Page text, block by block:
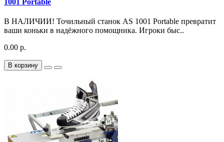
1001 Portable
В НАЛИЧИИ! Точильный станок AS 1001 Portable превратит
ваши коньки в надёжного помощника. Игроки быс..
0.00 р.
В корзину